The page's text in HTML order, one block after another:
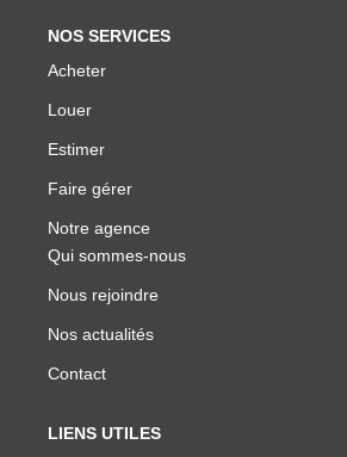
NOS SERVICES
Acheter
Louer
Estimer
Faire gérer
Notre agence
Qui sommes-nous
Nous rejoindre
Nos actualités
Contact
LIENS UTILES